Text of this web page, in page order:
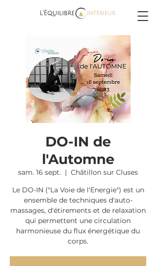
DO-IN de
l'Automne
sam. 16 sept.
  |
Châtillon sur Cluses
Le DO-IN ("La Voie de l'Energie") est un
ensemble de techniques d'auto-
massages, d'étirements et de relaxation
qui permettent une circulation
harmonieuse du flux énergétique du
corps.